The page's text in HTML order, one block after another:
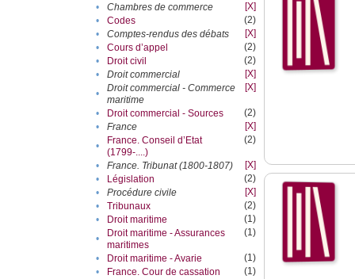
•
Chambres de commerce
[X]
•
Codes
(2)
•
Comptes-rendus des débats
[X]
•
Cours d’appel
(2)
•
Droit civil
(2)
•
Droit commercial
[X]
•
Droit commercial - Commerce
maritime
[X]
• Droit commercial - Sources
(2)
•
France
[X]
•
France. Conseil d’Etat
(1799-....)
(2)
• France. Tribunat (1800-1807)
[X]
•
Législation
(2)
•
Procédure civile
[X]
•
Tribunaux
(2)
•
Droit maritime
(1)
•
Droit maritime - Assurances
maritimes
(1)
• Droit maritime - Avarie
(1)
•
France. Cour de cassation
(1)